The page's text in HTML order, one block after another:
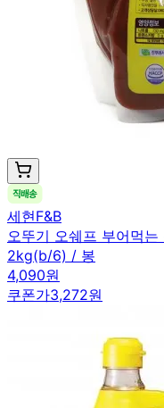
세현F&B
오뚜기 오쉐프 부어먹
2kg(b/6) / 봉
4,090원
쿠폰가3,272원